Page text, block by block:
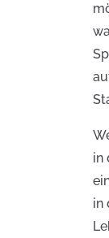
in
in